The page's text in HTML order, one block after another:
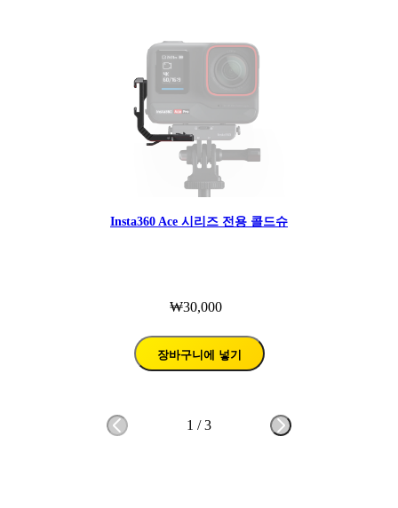
Insta360 Ace 시리즈 전용 콜드슈
₩30,000
장바구니에 넣기
1 /3